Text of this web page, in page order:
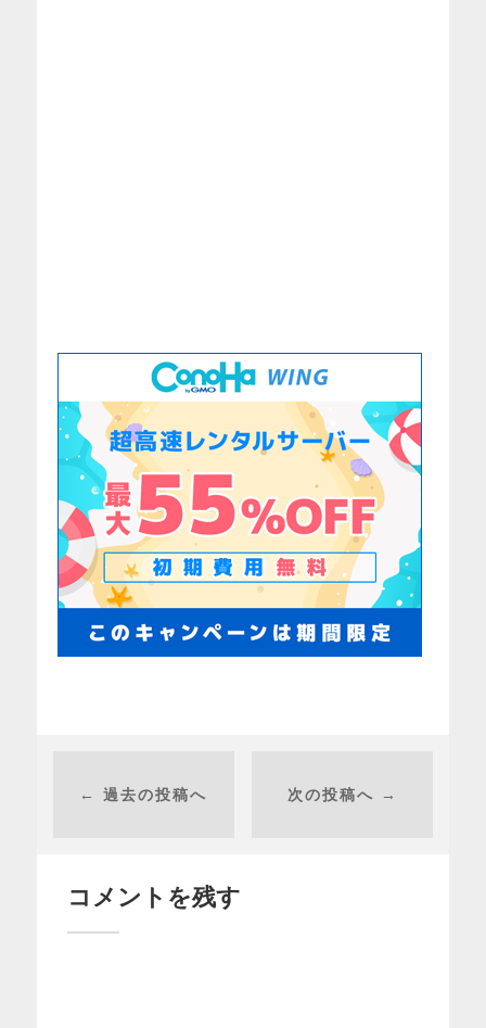
← 過去の投稿へ 次の投稿へ →
コメントを残す